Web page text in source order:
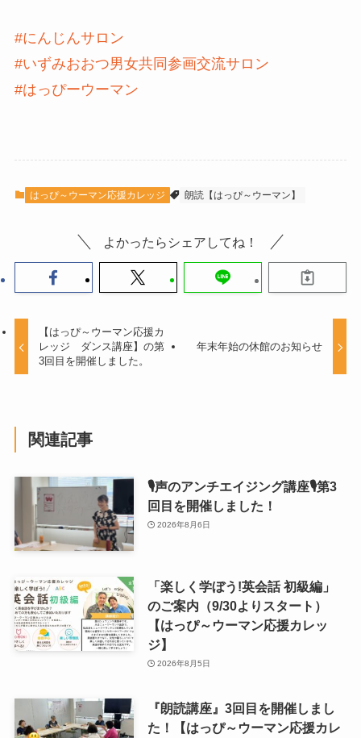
#にんじんサロン
#いずみおおつ男女共同参画交流サロン
#はっぴーウーマン
はっぴ～ウーマン応援カレッジ 朗読【はっぴ～ウーマン】
よかったらシェアしてね！
【はっぴ～ウーマン応援カ
レッジ ダンス講座】の第
3回目を開催しました。
年末年始の休館のお知らせ
関連記事
🎙声のアンチエイジング講座🎙第3
回目を開催しました！
2026年8月6日
「楽しく学ぼう!英会話 初級編」
のご案内（9/30よりスタート）
【はっぴ～ウーマン応援カレッ
ジ】
2026年8月5日
『朗読講座』3回目を開催しまし
た！【はっぴ～ウーマン応援カレ